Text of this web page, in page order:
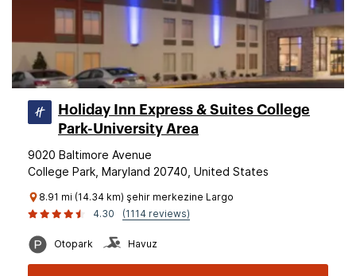
Holiday Inn Express & Suites College
Park-University Area
9020 Baltimore Avenue
College Park, Maryland 20740, United States
8.91 mi (14.34 km) şehir merkezine Largo
4.30
(1114 reviews)
Otopark Havuz